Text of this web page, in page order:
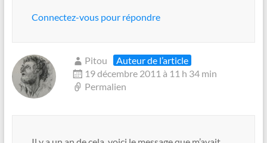
Connectez-vous pour répondre
Pitou
Auteur de l’article
19 décembre 2011 à 11 h 34 min
Permalien